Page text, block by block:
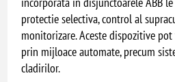
protectie selectiva, control al
monitorizare. Aceste dispozitive
prin mijloace automate, precum
cladirilor.